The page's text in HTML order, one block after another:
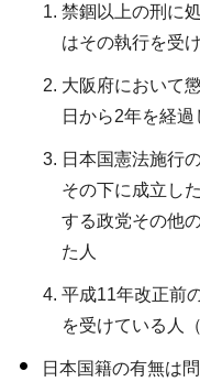
禁錮以上の刑に
はその執行を受
大阪府において
日から2年を経過
日本国憲法施行
その下に成立し
する政党その他
た人
平成11年改正前
を受けている人
日本国籍の有無は問